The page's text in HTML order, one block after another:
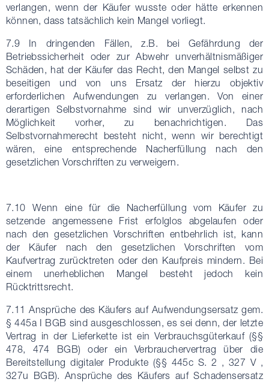
verlangen, wenn der Käufer wusste oder hätte erkennen
können, dass tatsächlich kein Mangel vorliegt.
7.9 In dringenden Fällen, z.B. bei Gefährdung der
Betriebssicherheit oder zur Abwehr unverhältnismäßiger
Schäden, hat der Käufer das Recht, den Mangel selbst zu
beseitigen und von uns Ersatz der hierzu objektiv
erforderlichen Aufwendungen zu verlangen. Von einer
derartigen Selbstvornahme sind wir unverzüglich, nach
Möglichkeit vorher, zu benachrichtigen. Das
Selbstvornahmerecht besteht nicht, wenn wir berechtigt
wären, eine entsprechende Nacherfüllung nach den
gesetzlichen Vorschriften zu verweigern.
7.10 Wenn eine für die Nacherfüllung vom Käufer zu
setzende angemessene Frist erfolglos abgelaufen oder
nach den gesetzlichen Vorschriften entbehrlich ist, kann
der Käufer nach den gesetzlichen Vorschriften vom
Kaufvertrag zurücktreten oder den Kaufpreis mindern. Bei
einem unerheblichen Mangel besteht jedoch kein
Rücktrittsrecht.
7.11 Ansprüche des Käufers auf Aufwendungsersatz gem.
§ 445a I BGB sind ausgeschlossen, es sei denn, der letzte
Vertrag in der Lieferkette ist ein Verbrauchsgüterkauf (§§
478, 474 BGB) oder ein Verbrauchervertrag über die
Bereitstellung digitaler Produkte (§§ 445c S. 2 , 327 V ,
327u BGB). Ansprüche des Käufers auf Schadensersatz